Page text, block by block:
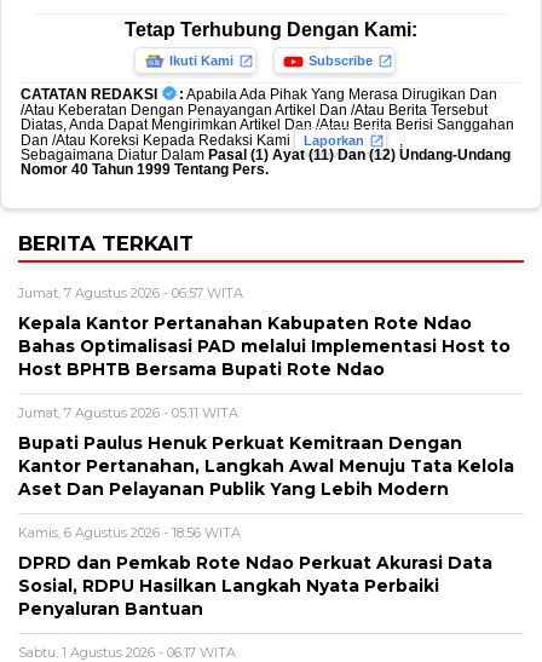
Tetap Terhubung Dengan Kami:
Ikuti Kami Subscribe
CATATAN REDAKSI : Apabila Ada Pihak Yang Merasa Dirugikan Dan
/Atau Keberatan Dengan Penayangan Artikel Dan /Atau Berita Tersebut
Diatas, Anda Dapat Mengirimkan Artikel Dan /Atau Berita Berisi Sanggahan
Dan /Atau Koreksi Kepada Redaksi Kami
Laporkan
,
Sebagaimana Diatur Dalam Pasal (1) Ayat (11) Dan (12) Undang-Undang
Nomor 40 Tahun 1999 Tentang Pers.
BERITA TERKAIT
Jumat, 7 Agustus 2026 - 06:57 WITA
Kepala Kantor Pertanahan Kabupaten Rote Ndao
Bahas Optimalisasi PAD melalui Implementasi Host to
Host BPHTB Bersama Bupati Rote Ndao
Jumat, 7 Agustus 2026 - 05:11 WITA
Bupati Paulus Henuk Perkuat Kemitraan Dengan
Kantor Pertanahan, Langkah Awal Menuju Tata Kelola
Aset Dan Pelayanan Publik Yang Lebih Modern
Kamis, 6 Agustus 2026 - 18:56 WITA
DPRD dan Pemkab Rote Ndao Perkuat Akurasi Data
Sosial, RDPU Hasilkan Langkah Nyata Perbaiki
Penyaluran Bantuan
Sabtu, 1 Agustus 2026 - 06:17 WITA